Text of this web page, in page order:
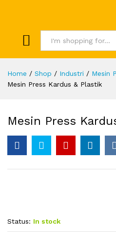
Home / Shop / Industri / Mesin
Mesin Press Kardus & Plastik
Mesin Press
Status: In stock